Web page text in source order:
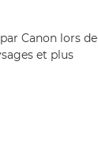
Canon lors de
et plus